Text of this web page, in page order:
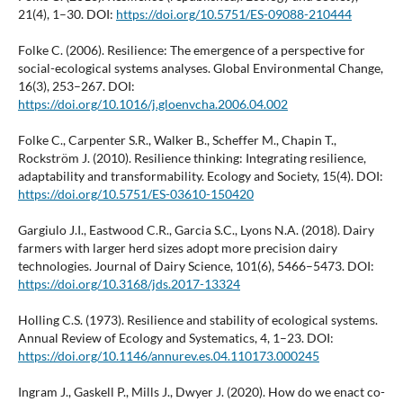
21(4), 1–30. DOI: https://doi.org/10.5751/ES-09088-210444
Folke C. (2006). Resilience: The emergence of a perspective for
social-ecological systems analyses. Global Environmental Change,
16(3), 253–267. DOI:
https://doi.org/10.1016/j.gloenvcha.2006.04.002
Folke C., Carpenter S.R., Walker B., Scheffer M., Chapin T.,
Rockström J. (2010). Resilience thinking: Integrating resilience,
adaptability and transformability. Ecology and Society, 15(4). DOI:
https://doi.org/10.5751/ES-03610-150420
Gargiulo J.I., Eastwood C.R., Garcia S.C., Lyons N.A. (2018). Dairy
farmers with larger herd sizes adopt more precision dairy
technologies. Journal of Dairy Science, 101(6), 5466–5473. DOI:
https://doi.org/10.3168/jds.2017-13324
Holling C.S. (1973). Resilience and stability of ecological systems.
Annual Review of Ecology and Systematics, 4, 1–23. DOI:
https://doi.org/10.1146/annurev.es.04.110173.000245
Ingram J., Gaskell P., Mills J., Dwyer J. (2020). How do we enact co-